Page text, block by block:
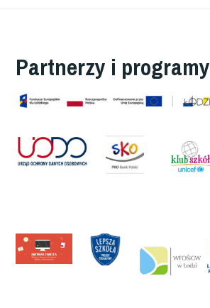
Partnerzy i programy